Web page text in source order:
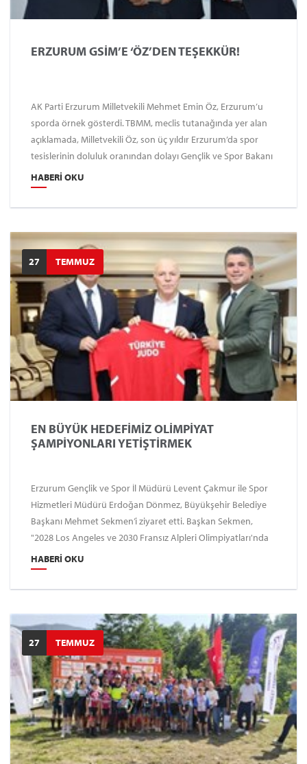
ERZURUM GSİM’E ‘ÖZ’DEN TEŞEKKÜR!
AK Parti Erzurum Milletvekili Mehmet Emin Öz, Erzurum’u
sporda örnek gösterdi. TBMM, meclis tutanağında yer alan
açıklamada, Milletvekili Öz, son üç yıldır Erzurum’da spor
tesislerinin doluluk oranından dolayı Gençlik ve Spor Bakanı
Dr. Osman Aşkın Bak ile bürokratlarına teşekkür etti.
HABERI OKU
27 TEMMUZ
EN BÜYÜK HEDEFİMİZ OLİMPİYAT
ŞAMPİYONLARI YETİŞTİRMEK
Erzurum Gençlik ve Spor İl Müdürü Levent Çakmur ile Spor
Hizmetleri Müdürü Erdoğan Dönmez, Büyükşehir Belediye
Başkanı Mehmet Sekmen’i ziyaret etti. Başkan Sekmen,
"2028 Los Angeles ve 2030 Fransız Alpleri Olimpiyatları'nda
ülkemizi başarıyla temsil edecek sporcular bu topraklardan
yetişecek" dedi.
HABERI OKU
27 TEMMUZ